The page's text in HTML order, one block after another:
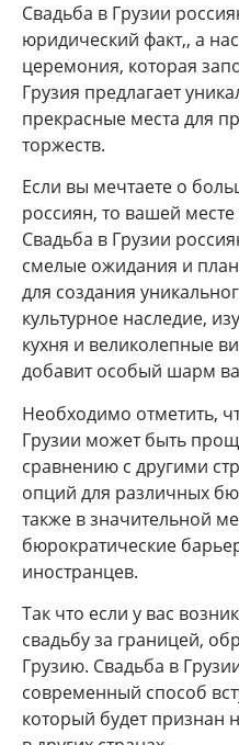
Свадьба в Грузии
юридический факт,, а
церемония, которая
Грузия предлагает
прекрасные места для
торжеств.
Если вы мечтаете о
россиян, то вашей
Свадьба в Грузии
смелые ожидания и
для создания
культурное наследие,
кухня и великолепные
добавит особый шарм
Необходимо отметить,
Грузии может быть
сравнению с другими
опций для различных
также в значительной
бюрократические
иностранцев.
Так что если у вас
свадьбу за границей,
Грузию. Свадьба в
современный способ
который будет признан